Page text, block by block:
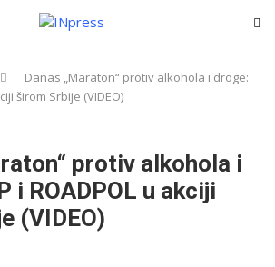
Danas „Maraton“ protiv alkohola i droge:
širom Srbije (VIDEO)
protiv alkohola i
i ROADPOL u akciji
(VIDEO)